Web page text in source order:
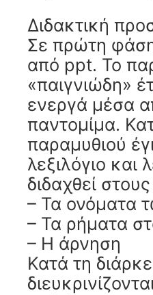
Διδακτική
Σε πρώτη
από ppt. Το
«παιγνιώδη»
ενεργά μέσα
παντομίμα.
παραμυθιού
λεξιλόγιο και
διδαχθεί
– Τα ονόματα
– Τα ρήματα
– Η άρνηση
Κατά τη